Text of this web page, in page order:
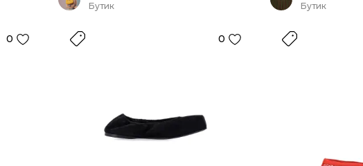
0
Бутик
0
Бутик